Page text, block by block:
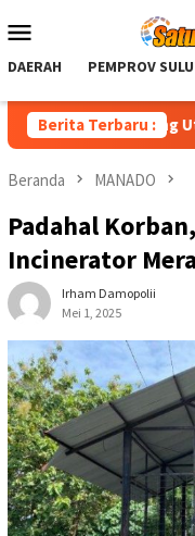
ke
Mobile
DAERAH PEMPROV
Berita Terbaru :
dari Ujung Utara
Beranda MANADO
Padahal
Incinerator
Irham Damopolii
Mei 1, 2025